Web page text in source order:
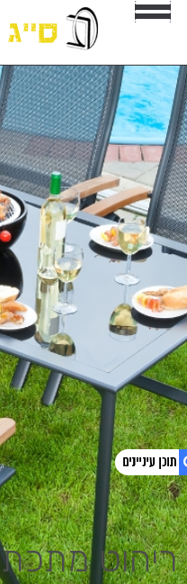
1. ריהוט מתכת
2. ריהוט מתכת לבית
3. ריהוט מתכת לבית ולמשרד
ריהוט מתכת